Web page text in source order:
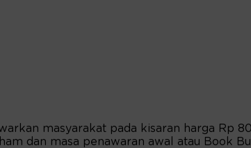
masyarakat pada kisaran harga Rp
dan masa penawaran awal atau Book